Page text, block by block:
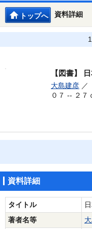
資料詳細
トップへ
【図書】
大島建彦 ／
０７ -- ２７
資料詳細
タイトル
著者名等